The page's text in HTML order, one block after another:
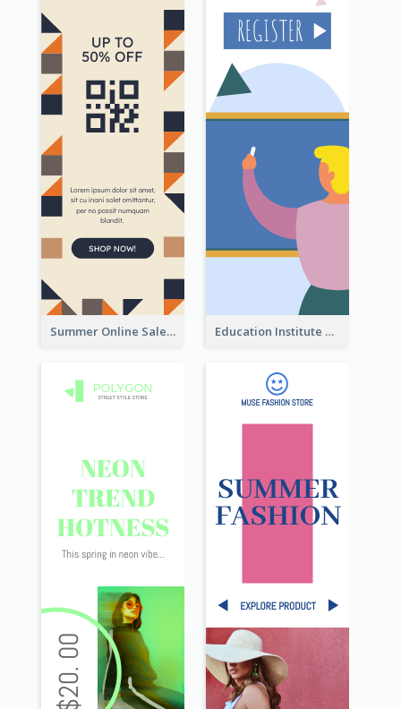
Summer Online Sale Skyscraper Banner Education Institute Registration Wide Skyscraper Banner